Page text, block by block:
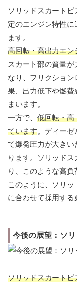
ソリッドスカート
定のエンジン特性に
ます。
高回転・高出力エン
スカート部の質量が
なり、フリクショ
果、出力低下や燃費
まいます。
一方で、 低回転・高
ています。ディーゼ
て爆発圧力が大きい
ります。ソリッド
り、このような高負
このように、ソリ
に合わせて採用する
今後の展望：ソ
ソリッドスカートピ